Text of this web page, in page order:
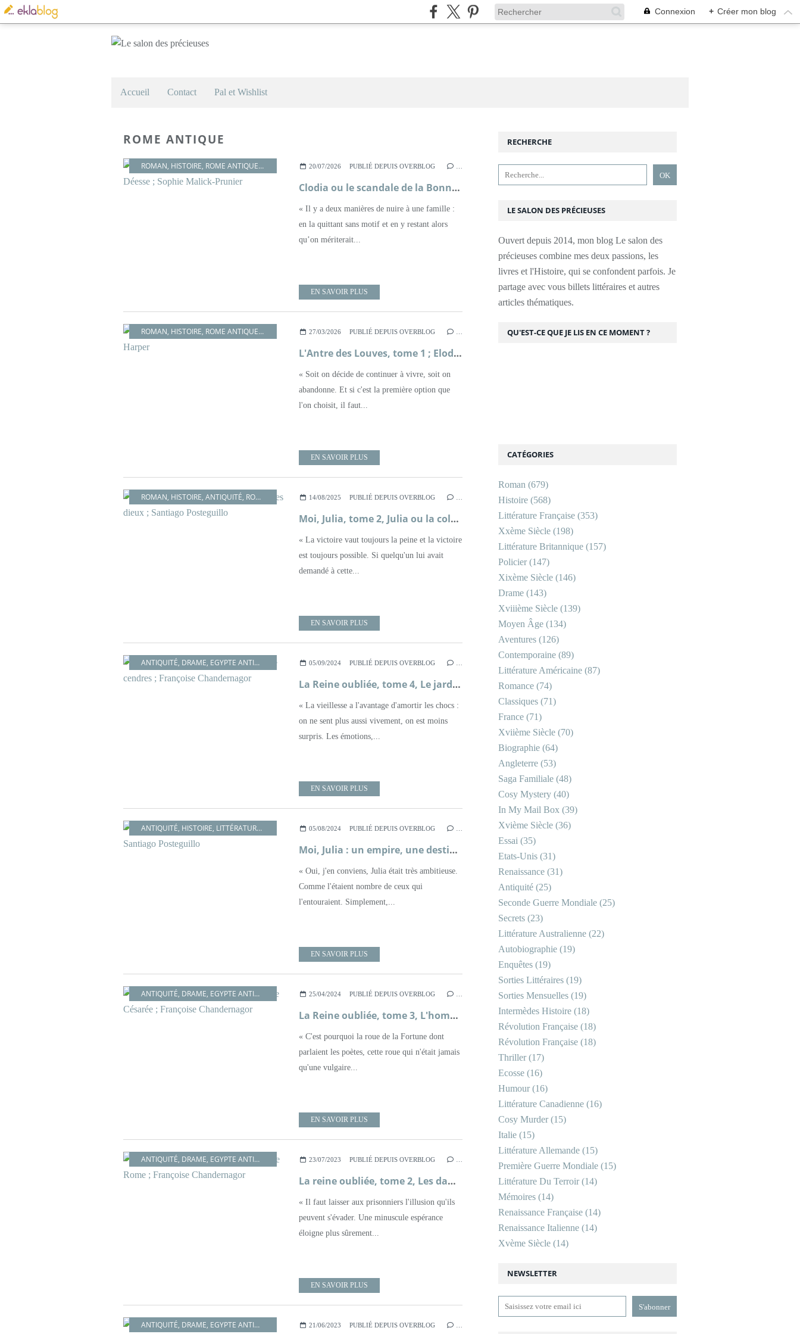
Connexion + Créer mon blog
Accueil Contact Pal et Wishlist
ROME ANTIQUE
ROMAN, HISTOIRE, ROME ANTIQUE,LITTÉRATURE FRANÇAISE
20/07/2026 PUBLIÉ DEPUIS OVERBLOG
Clodia ou le scandale de la Bonne Déesse ; Sophie Malick-Prunier
« Il y a deux manières de nuire à une famille :
en la quittant sans motif et en y restant alors
qu’on mériterait...
EN SAVOIR PLUS
ROMAN, HISTOIRE, ROME ANTIQUE,ANTIQUITÉ ,POMPÉI,LITTÉRATURE BRITANNIQUE
27/03/2026 PUBLIÉ DEPUIS OVERBLOG
L'Antre des Louves, tome 1 ; Elodie Harper
« Soit on décide de continuer à vivre, soit on
abandonne. Et si c'est la première option que
l'on choisit, il faut...
EN SAVOIR PLUS
ROMAN, HISTOIRE, ANTIQUITÉ, ROME ANTIQUE ,LITTÉRATURE ESPAGNOLE
14/08/2025 PUBLIÉ DEPUIS OVERBLOG
Moi, Julia, tome 2, Julia ou la colère des dieux ; Santiago Posteguillo
« La victoire vaut toujours la peine et la victoire
est toujours possible. Si quelqu'un lui avait
demandé à cette...
EN SAVOIR PLUS
ANTIQUITÉ, DRAME, EGYPTE ANTIQUE HISTOIRE, LITTÉRATURE FRANÇAISE,ROMAN,ROME ANTIQUE
05/09/2024 PUBLIÉ DEPUIS OVERBLOG
La Reine oubliée, tome 4, Le jardin de cendres ; Françoise Chandernagor
« La vieillesse a l'avantage d'amortir les chocs :
on ne sent plus aussi vivement, on est moins
surpris. Les émotions,...
EN SAVOIR PLUS
ANTIQUITÉ, HISTOIRE, LITTÉRATURE ESPAGNOLE , ROMAN,ROME ANTIQUE
05/08/2024 PUBLIÉ DEPUIS OVERBLOG
Moi, Julia : un empire, une destinée ; Santiago Posteguillo
« Oui, j'en conviens, Julia était très ambitieuse.
Comme l'étaient nombre de ceux qui
l'entouraient. Simplement,...
EN SAVOIR PLUS
ANTIQUITÉ, DRAME, EGYPTE ANTIQUE HISTOIRE, LITTÉRATURE FRANÇAISE,ROMAN,ROME ANTIQUE
25/04/2024 PUBLIÉ DEPUIS OVERBLOG
La Reine oubliée, tome 3, L'homme de Césarée ; Françoise Chandernagor
« C'est pourquoi la roue de la Fortune dont
parlaient les poètes, cette roue qui n'était jamais
qu'une vulgaire...
EN SAVOIR PLUS
ANTIQUITÉ, DRAME, EGYPTE ANTIQUE HISTOIRE, LITTÉRATURE FRANÇAISE,ROMAN,ROME ANTIQUE
23/07/2023 PUBLIÉ DEPUIS OVERBLOG
La reine oubliée, tome 2, Les dames de Rome ; Françoise Chandernagor
« Il faut laisser aux prisonniers l'illusion qu'ils
peuvent s'évader. Une minuscule espérance
éloigne plus sûrement...
EN SAVOIR PLUS
ANTIQUITÉ, DRAME, EGYPTE ANTIQUE HISTOIRE, LITTÉRATURE FRANÇAISE,ROMAN,ROME ANTIQUE
21/06/2023 PUBLIÉ DEPUIS OVERBLOG
NEWSLETTER
RECHERCHE
LE SALON DES PRÉCIEUSES
Ouvert depuis 2014, mon blog Le salon des
précieuses combine mes deux passions, les
livres et l'Histoire, qui se confondent parfois. Je
partage avec vous billets littéraires et autres
articles thématiques.
CATÉGORIES
Roman (679)
Histoire (568)
Littérature Française (353)
Xxème Siècle (198)
Littérature Britannique (157)
Policier(147)
Xixème Siècle (146)
Drame (143)
Xviiième Siècle (139)
Moyen Âge (134)
Aventures (126)
Contemporaine (89)
Littérature Américaine (87)
Romance (74)
Classiques (71)
France (71)
Xviième Siècle (70)
Biographie (64)
Angleterre (53)
Saga Familiale (48)
Cosy Mystery (40)
In My Mail Box (39)
Xvième Siècle (36)
Essai (35)
Etats-Unis (31)
Renaissance (31)
Antiquité (25)
Seconde Guerre Mondiale (25)
Secrets (23)
Littérature Australienne (22)
Autobiographie (19)
Enquêtes (19)
Sorties Littéraires (19)
Sorties Mensuelles (19)
Intermèdes Histoire (18)
Révolution Française (18)
Révolution Française (18)
Thriller(17)
Ecosse (16)
Humour(16)
Littérature Canadienne (16)
Cosy Murder(15)
Italie (15)
Littérature Allemande (15)
Première Guerre Mondiale (15)
Littérature Du Terroir(14)
Mémoires (14)
Renaissance Française (14)
Renaissance Italienne (14)
Xvème Siècle (14)
QU'EST-CE QUE JE LIS EN CE MOMENT ?